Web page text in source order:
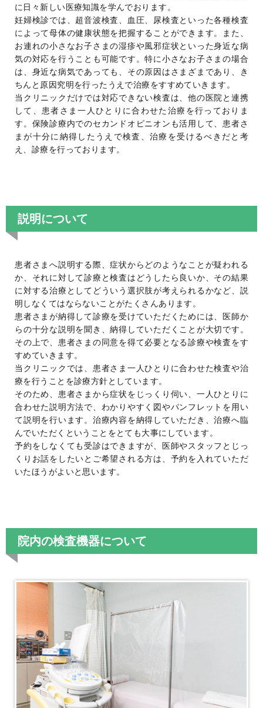
に日々新しい医療知識を学んでおります。
妊婦検診では、超音波検査、血圧、尿検査といった各種検査
によって母体の健康状態を把握することができます。また、
お連れの小さなお子さまの湿疹や風邪症状といった身近な病
気の対応を行うことも可能です。特に小さなお子さまの場合
は、身近な病気であっても、その原因はさまざまであり、き
ちんと原因究明を行ったうえで治療をすすめていきます。
当クリニックだけでは対応できない検査は、他の医院と連携
して、患者さま一人ひとりに合わせた治療を行っておりま
す。保険診療内でのセカンドオピニオンも活用して、患者さ
まが十分に納得したうえで検査、治療を受けるべきだと考
え、診療を行っております。
説明について
患者さまへ説明する際、症状からどのようなことが疑われる
か、それに対して診療と検査はどうしたら良いか、その結果
に対する治療としてどういう選択肢が考えられるかなど、説
明しなくてはならないことがたくさんあります。
患者さまが納得して診療を受けていただくためには、医師か
らの十分な説明を聞き、納得していただくことが大切です。
その上で、患者さまの同意を得て必要となる診療や検査をす
すめていきます。
当クリニックでは、患者さま一人ひとりに合わせた検査や治
療を行うことを診療方針としています。
そのため、患者さまから症状をじっくり伺い、一人ひとりに
合わせた説明方法で、わかりやすく図やパンフレットを用い
て説明を行います。治療内容を納得していただき、治療へ臨
んでいただくということをとても大事にしています。
予約をしなくても受診はできますが、医師やスタッフとじっ
くりお話をしたいとご希望される方は、予約を入れていただ
いたほうがよいと思います。
院内の検査機器について